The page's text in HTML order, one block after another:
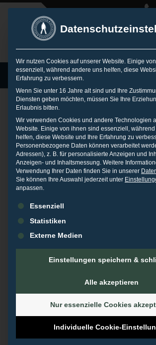
MENU
ment für
25. JANUAR 2014 PRESSEARCHIV
Sportler haben heute den gleichen Status
Imageberater Christian Scherg wie es
aufzubauen.
Wir nutzen Cookies auf unserer Website. Einige
essenziell, während andere uns helfen, diese
Erfahrung zu verbessern.
Wenn Sie unter 16 Jahre alt sind und Ihre
Diensten geben möchten, müssen Sie Ihre
Erlaubnis bitten.
Wir verwenden Cookies und andere Technologien
Website. Einige von ihnen sind essenziell,
helfen, diese Website und Ihre Erfahrung zu
Personenbezogene Daten können verarbeitet
Adressen), z. B. für personalisierte Anzeigen und
Anzeigen- und Inhaltsmessung. Weitere
Verwendung Ihrer Daten finden Sie in unserer
Sie können Ihre Auswahl jederzeit unter
anpassen.
Es folgt eine Liste der Service-Gruppen,
Essenziell
Statistiken
Externe Medien
Einstellungen speichern &
Alle akzeptieren
Nur essenzielle Cookies
Individuelle Cookie-